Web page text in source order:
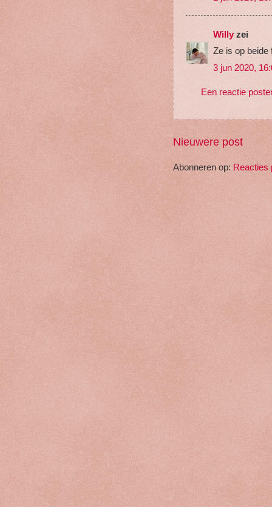
Willyzei
Ze is op beide
3 jun 2020,
Een reactie
Nieuwere post
Abonneren op: Reacties